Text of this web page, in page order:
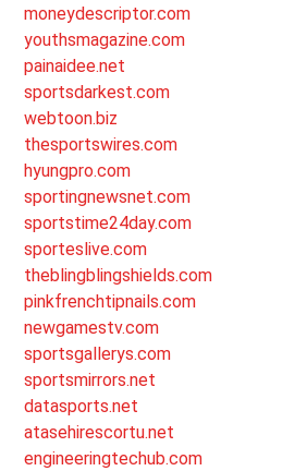
moneydescriptor.com
youthsmagazine.com
painaidee.net
sportsdarkest.com
webtoon.biz
thesportswires.com
hyungpro.com
sportingnewsnet.com
sportstime24day.com
sporteslive.com
theblingblingshields.com
pinkfrenchtipnails.com
newgamestv.com
sportsgallerys.com
sportsmirrors.net
datasports.net
atasehirescortu.net
engineeringtechub.com